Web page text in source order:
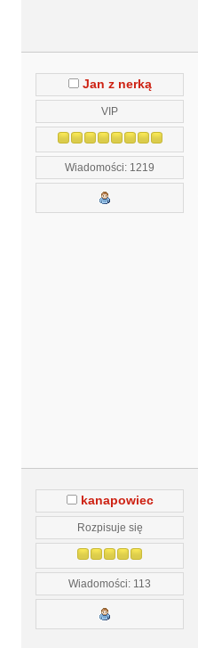
Jan z nerką
VIP
Wiadomości: 1219
kanapowiec
Rozpisuje się
Wiadomości: 113